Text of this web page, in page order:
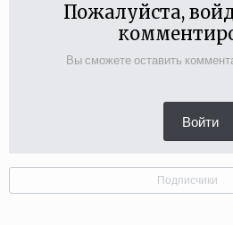
Пожалуйста,
Вы сможете оставить
Войти
Подписчики